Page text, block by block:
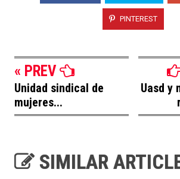
PINTEREST
« PREV
Unidad sindical de
mujeres...
Uasd y
SIMILAR